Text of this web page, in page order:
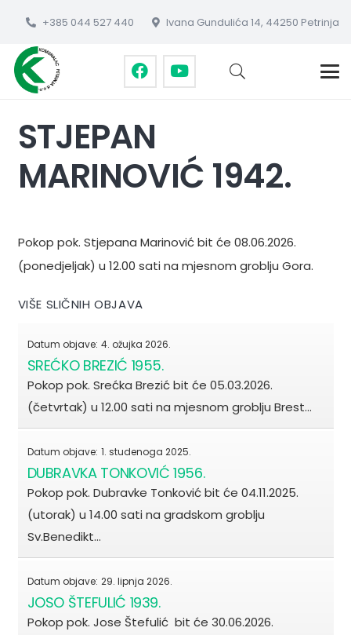
+385 044 527 440 Ivana Gundulića 14, 44250 Petrinja
STJEPAN
MARINOVIĆ 1942.
Pokop pok. Stjepana Marinović bit će 08.06.2026.
(ponedjeljak) u 12.00 sati na mjesnom groblju Gora.
VIŠE SLIČNIH OBJAVA
Datum objave: 4. ožujka 2026.
SREĆKO BREZIĆ 1955.
Pokop pok. Srećka Brezić bit će 05.03.2026.
(četvrtak) u 12.00 sati na mjesnom groblju Brest…
Datum objave: 1. studenoga 2025.
DUBRAVKA TONKOVIĆ 1956.
Pokop pok. Dubravke Tonković bit će 04.11.2025.
(utorak) u 14.00 sati na gradskom groblju
Sv.Benedikt…
Datum objave: 29. lipnja 2026.
JOSO ŠTEFULIĆ 1939.
Pokop pok. Jose Štefulić bit će 30.06.2026.